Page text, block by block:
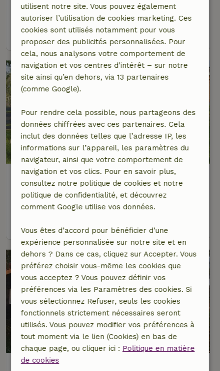
6 personnes3 Chambres à coucher
Maison nature à Westendorp
À 3 km distance de Sinderen
9,6/10
4 personnes2 Chambres à coucher
Maison nature à De Heurne
utilisent notre site. Vous pouvez également
autoriser l’utilisation de cookies marketing. Ces
cookies sont utilisés notamment pour vous
proposer des publicités personnalisées. Pour
cela, nous analysons votre comportement de
navigation et vos centres d’intérêt – sur notre
site ainsi qu’en dehors, via 13 partenaires
(comme Google).
Pour rendre cela possible, nous partageons des
données chiffrées avec ces partenaires. Cela
inclut des données telles que l’adresse IP, les
informations sur l’appareil, les paramètres du
navigateur, ainsi que votre comportement de
navigation et vos clics. Pour en savoir plus,
consultez notre politique de cookies et notre
politique de confidentialité, et découvrez
comment Google utilise vos données.
Vous êtes d’accord pour bénéficier d’une
expérience personnalisée sur notre site et en
dehors ? Dans ce cas, cliquez sur Accepter. Vous
préférez choisir vous-même les cookies que
vous acceptez ? Vous pouvez définir vos
préférences via les Paramètres des cookies. Si
vous sélectionnez Refuser, seuls les cookies
fonctionnels strictement nécessaires seront
utilisés. Vous pouvez modifier vos préférences à
tout moment via le lien (Cookies) en bas de
chaque page, ou cliquer ici : Politique en matière
de cookies